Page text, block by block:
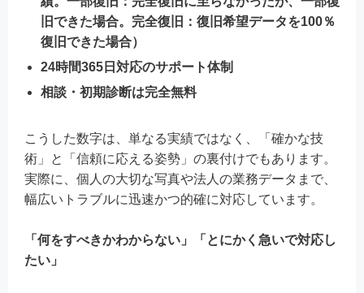
旧できた場合。完全復旧：復旧希望データを100％
復旧できた場合）
24時間365日対応のサポート体制
相談・初期診断は完全無料
こうした数字は、単なる実績ではなく、「確かな技
術」と「信頼に応える姿勢」の裏付けでもあります。
実際に、個人の大切な写真や法人の業務データまで、
幅広いトラブルに迅速かつ的確に対応しています。
「何をすべきかわからない」「とにかく急いで対応し
たい」